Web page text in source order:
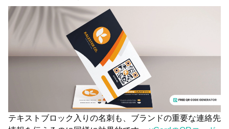
テキストブロック入りの名刺も、ブランドの重要な連絡先